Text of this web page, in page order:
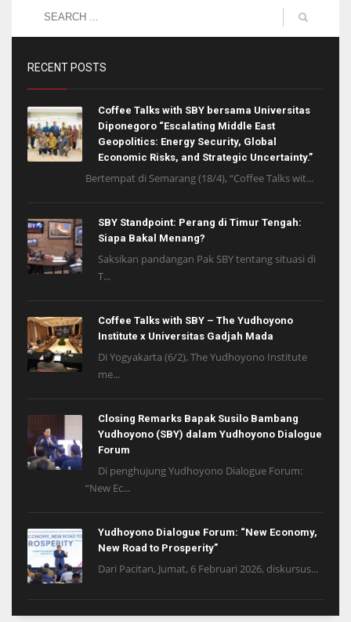
RECENT POSTS
Coffee Talks with SBY bersama Universitas
Diponegoro “Escalating Middle East
Geopolitics: Energy Security, Global
Economic Risks, and Strategic Uncertainty.”
Bertempat di Semarang (18/4), “Coffee Talks wit...
SBY Standpoint: Perang di Timur Tengah:
Siapa Bakal Menang?
Saksikan pandangan Pak SBY tentang situasi di
T...
Coffee Talks with SBY – The Yudhoyono
Institute x Universitas Gadjah Mada
Di Yogyakarta (6/2), The Yudhoyono Institute
me...
Closing Remarks Bapak Susilo Bambang
Yudhoyono (SBY) dalam Yudhoyono Dialogue
Forum
Di penghujung Yudhoyono Dialogue Forum:
“New Ec...
Yudhoyono Dialogue Forum: “New Economy,
New Road to Prosperity”
Dari Pacitan, Jumat, 6 Februari 2026, diskursus...